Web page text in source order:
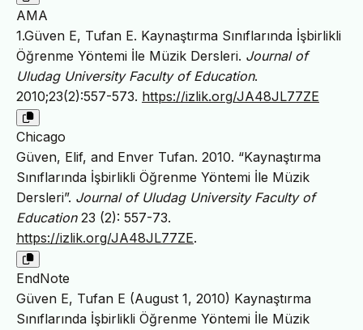
AMA
1.Güven E, Tufan E. Kaynaştırma Sınıflarında İşbirlikli
Öğrenme Yöntemi İle Müzik Dersleri. Journal of
Uludag University Faculty of Education.
2010;23(2):557-573. https://izlik.org/JA48JL77ZE
Chicago
Güven, Elif, and Enver Tufan. 2010. “Kaynaştırma
Sınıflarında İşbirlikli Öğrenme Yöntemi İle Müzik
Dersleri”. Journal of Uludag University Faculty of
Education23 (2): 557-73.
https://izlik.org/JA48JL77ZE.
EndNote
Güven E, Tufan E (August 1, 2010) Kaynaştırma
Sınıflarında İşbirlikli Öğrenme Yöntemi İle Müzik